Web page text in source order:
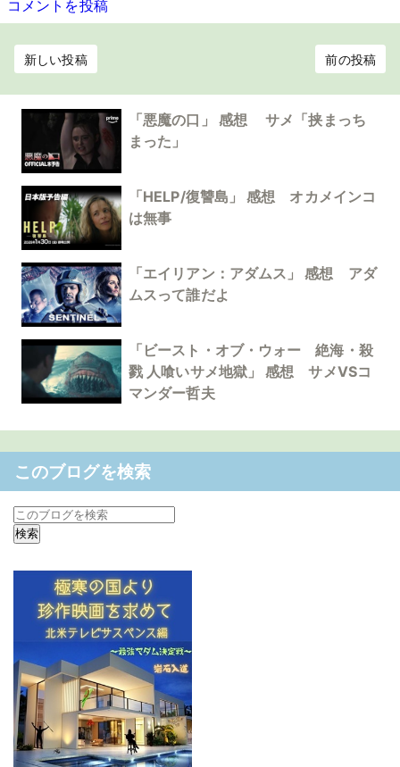
コメントを投稿
新しい投稿 前の投稿
「悪魔の口」 感想 サメ「挟まっち
まった」
「HELP/復讐島」 感想 オカメインコ
は無事
「エイリアン：アダムス」 感想 アダ
ムスって誰だよ
「ビースト・オブ・ウォー 絶海・殺
戮 人喰いサメ地獄」 感想 サメVSコ
マンダー哲夫
このブログを検索